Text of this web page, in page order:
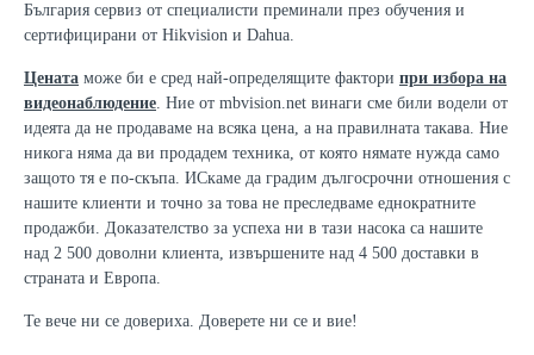
България сервиз от специалисти преминали през обучения и
сертифицирани от Hikvision и Dahua.
Цената може би е сред най-определящите фактори при избора на
видеонаблюдение. Ние от mbvision.net винаги сме били водели от
идеята да не продаваме на всяка цена, а на правилната такава. Ние
никога няма да ви продадем техника, от която нямате нужда само
защото тя е по-скъпа. ИСкаме да градим дългосрочни отношения с
нашите клиенти и точно за това не преследваме еднократните
продажби. Доказателство за успеха ни в тази насока са нашите
над 2 500 доволни клиента, извършените над 4 500 доставки в
страната и Европа.
Те вече ни се довериха. Доверете ни се и вие!